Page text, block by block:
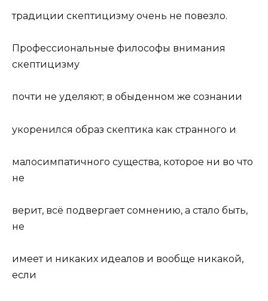
традиции скептицизму очень не повезло.
Профессиональные философы внимания
скептицизму
почти не уделяют; в обыденном же сознании
укоренился образ скептика как странного и
малосимпатичного существа, которое ни во что
не
верит, всё подвергает сомнению, а стало быть,
не
имеет и никаких идеалов и вообще никакой,
если